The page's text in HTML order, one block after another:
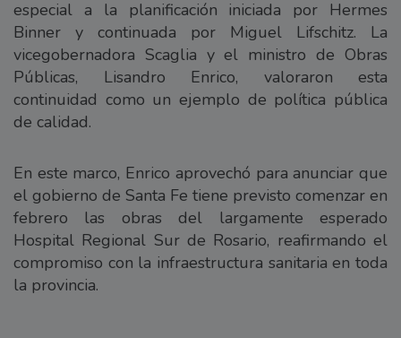
especial a la planificación iniciada por Hermes
Binner y continuada por Miguel Lifschitz. La
vicegobernadora Scaglia y el ministro de Obras
Públicas, Lisandro Enrico, valoraron esta
continuidad como un ejemplo de política pública
de calidad.
En este marco, Enrico aprovechó para anunciar que
el gobierno de Santa Fe tiene previsto comenzar en
febrero las obras del largamente esperado
Hospital Regional Sur de Rosario, reafirmando el
compromiso con la infraestructura sanitaria en toda
la provincia.